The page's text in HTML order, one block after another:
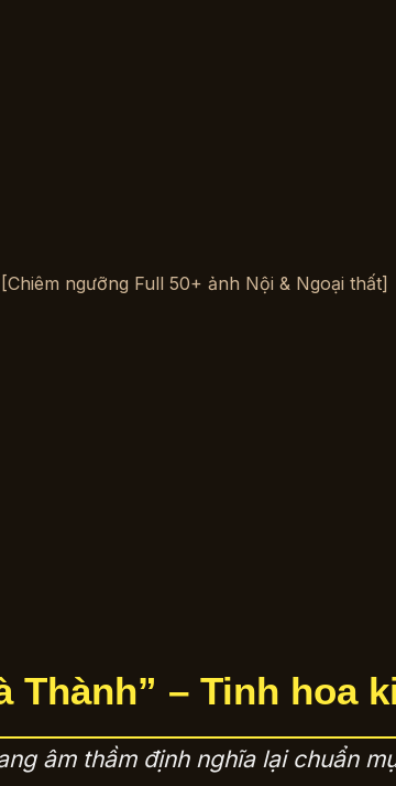
ngưỡng Full 50+ ảnh Nội & Ngoại thất]
– Tinh hoa
âm thầm định nghĩa lại chuẩn